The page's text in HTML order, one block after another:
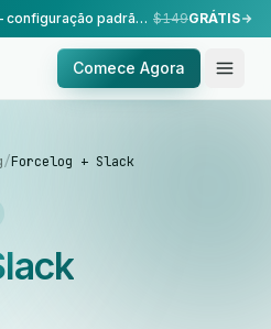
Configuração feita para você — configuração padrão, realizada pela nossa equipe. $149GRÁTIS
Comece Agora
/Forcelog + Slack